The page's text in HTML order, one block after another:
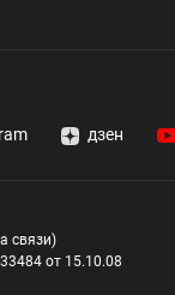
дзен
связи)
от 15.10.08